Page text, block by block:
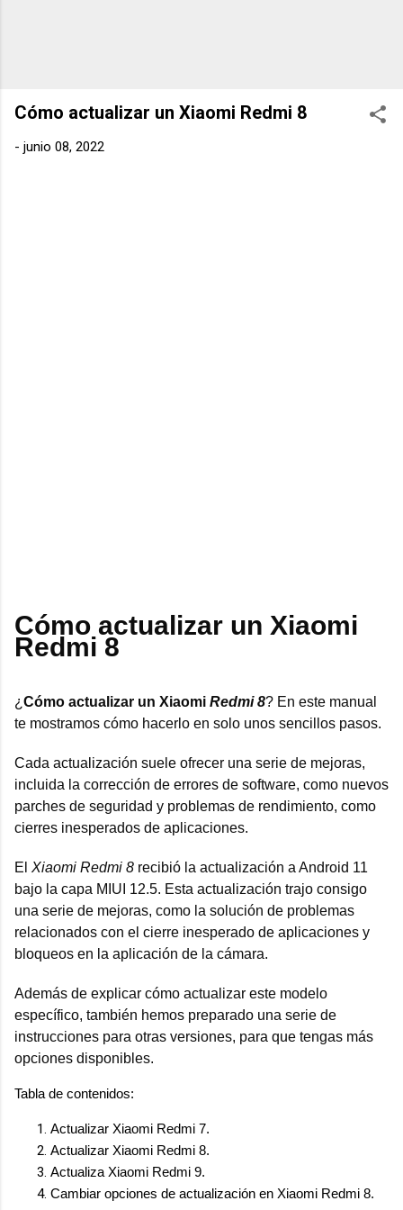
Cómo actualizar un Xiaomi Redmi 8
- junio 08, 2022
Cómo actualizar un Xiaomi
Redmi 8
¿ Cómo actualizar un Xiaomi Redmi 8? En este manual
te mostramos cómo hacerlo en solo unos sencillos pasos.
Cada actualización suele ofrecer una serie de mejoras,
incluida la corrección de errores de software, como nuevos
parches de seguridad y problemas de rendimiento, como
cierres inesperados de aplicaciones.
El Xiaomi Redmi 8 recibió la actualización a Android 11
bajo la capa MIUI 12.5. Esta actualización trajo consigo
una serie de mejoras, como la solución de problemas
relacionados con el cierre inesperado de aplicaciones y
bloqueos en la aplicación de la cámara.
Además de explicar cómo actualizar este modelo
específico, también hemos preparado una serie de
instrucciones para otras versiones, para que tengas más
opciones disponibles.
Tabla de contenidos:
Actualizar Xiaomi Redmi 7.
Actualizar Xiaomi Redmi 8.
Actualiza Xiaomi Redmi 9.
Cambiar opciones de actualización en Xiaomi Redmi 8.